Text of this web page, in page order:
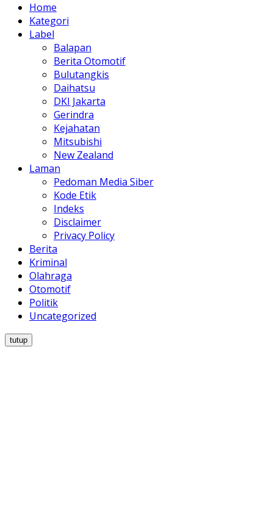
Home
Kategori
Label
Balapan
Berita Otomotif
Bulutangkis
Daihatsu
DKI Jakarta
Gerindra
Kejahatan
Mitsubishi
New Zealand
Laman
Pedoman Media Siber
Kode Etik
Indeks
Disclaimer
Privacy Policy
Berita
Kriminal
Olahraga
Otomotif
Politik
Uncategorized
tutup